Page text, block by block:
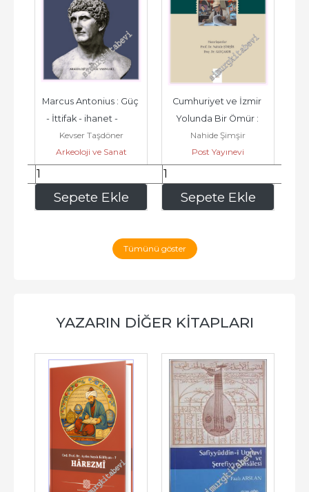
Sepete Ekle
Marcus Antonius : Güç
- İttifak - ihanet -
2026
Kevser Taşdöner
Arkeoloji ve Sanat
Yayınları
337,50 Sepete Ekle
Cumhuriyet ve İzmir
Yolunda Bir Ömür :
Yaşar Aksoy Armağanı
-         2026
Nahide Şimşir
Post Yayınevi
875,00
Tümünü göster
YAZARIN DIĞER KITAPLARI